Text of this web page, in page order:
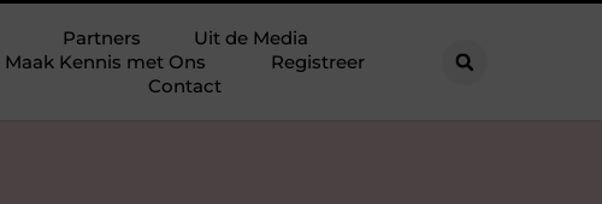
Partners
Uit de Media
Maak Kennis met Ons
Registreer
Contact